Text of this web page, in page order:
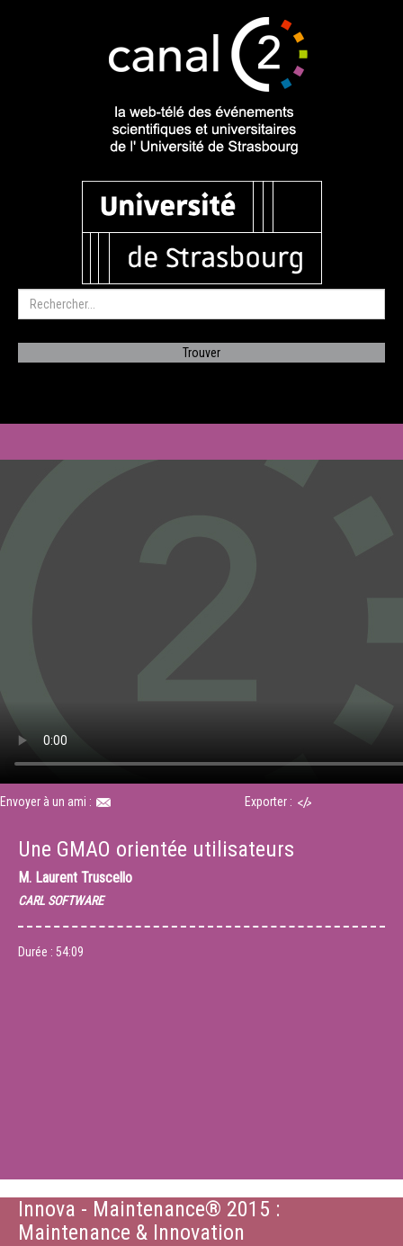
Envoyer à un ami : Exporter :
Une GMAO orientée utilisateurs
M. Laurent Truscello
CARL SOFTWARE
Durée : 54:09
Innova - Maintenance® 2015 :
Maintenance & Innovation